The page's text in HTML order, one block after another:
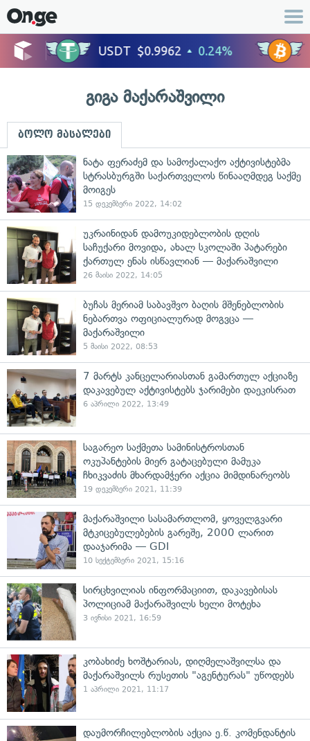
გიგა მაქარაშვილი
ბოლო მასალები
ნატა ფერაძემ და სამოქალაქო აქტივისტებმა
სტრასბურგში საქართველოს წინააღმდეგ საქმე
მოიგეს
15 დეკემბერი 2022, 14:02
უკრაინიდან დამოუკიდებლობის დღის
საჩუქარი მოვიდა, ახალ სკოლაში პატარები
ქართულ ენას ისწავლიან — მაქარაშვილი
26 მაისი 2022, 14:05
ბუჩას მერიამ საბავშვო ბაღის მშენებლობის
ნებართვა ოფიციალურად მოგვცა —
მაქარაშვილი
5 მაისი 2022, 08:53
7 მარტს კანცელარიასთან გამართულ აქციაზე
დაკავებულ აქტივისტებს ჯარიმები დაეკისრათ
6 აპრილი 2022, 13:49
საგარეო საქმეთა სამინისტროსთან
ოკუპანტების მიერ გატაცებული მამუკა
ჩხიკვაძის მხარდამჭერი აქცია მიმდინარეობს
19 დეკემბერი 2021, 11:39
მაქარაშვილი სასამართლომ, ყოველგვარი
მტკიცებულებების გარეშე, 2000 ლარით
დააჯარიმა — GDI
10 სექტემბერი 2021, 15:16
სირცხვილიას ინფორმაციით, დაკავებისას
პოლიციამ მაქარაშვილს ხელი მოტეხა
3 ივნისი 2021, 16:59
კობახიძე ხოშტარიას, დიღმელაშვილსა და
მაქარაშვილს რუსეთის "აგენტურას" უწოდებს
1 აპრილი 2021, 11:17
დაუმორჩილებლობის აქცია ე.წ. კომენდანტის